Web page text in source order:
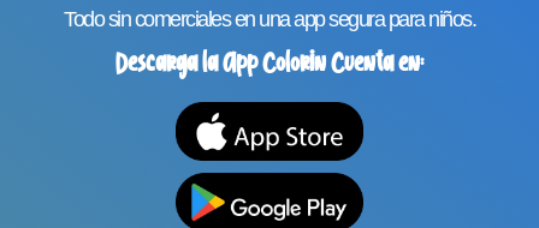
Todo sin comerciales en una app segura para niños.
Descarga la App Colorin Cuenta en: